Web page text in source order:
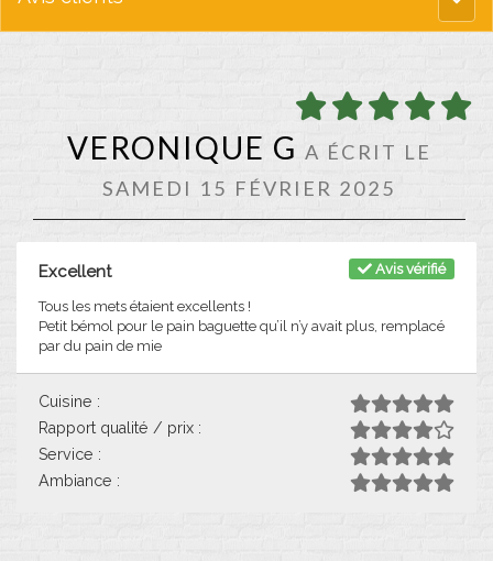
VERONIQUE G A ÉCRIT LE
SAMEDI 15 FÉVRIER 2025
Avis vérifié
Excellent
Tous les mets étaient excellents !
Petit bémol pour le pain baguette qu’il n’y avait plus, remplacé
par du pain de mie
Cuisine :
Rapport qualité / prix :
Service :
Ambiance :